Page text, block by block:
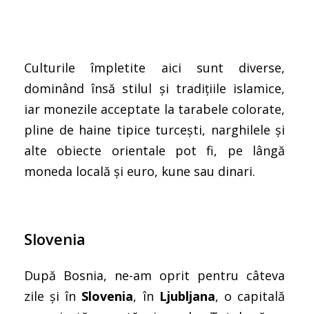
Culturile împletite aici sunt diverse,
dominând însă stilul și tradițiile islamice,
iar monezile acceptate la tarabele colorate,
pline de haine tipice turcești, narghilele și
alte obiecte orientale pot fi, pe lângă
moneda locală și euro, kune sau dinari.
Slovenia
După Bosnia, ne-am oprit pentru câteva
zile și în Slovenia, în Ljubljana, o capitală